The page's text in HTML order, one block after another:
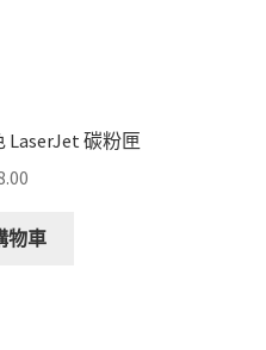
LaserJet 碳粉匣
物車